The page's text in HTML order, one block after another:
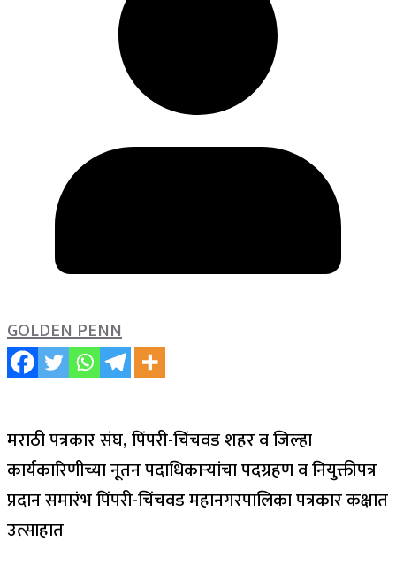
GOLDEN PENN
मराठी पत्रकार संघ, पिंपरी-चिंचवड शहर व जिल्हा
कार्यकारिणीच्या नूतन पदाधिकाऱ्यांचा पदग्रहण व नियुक्तीपत्र
प्रदान समारंभ पिंपरी-चिंचवड महानगरपालिका पत्रकार कक्षात
उत्साहात